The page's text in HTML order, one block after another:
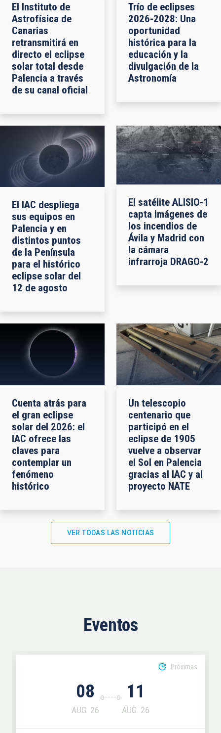
El Instituto de
Astrofísica de
Canarias
retransmitirá en
directo el eclipse
solar total desde
Palencia a través
de su canal oficial
Trío de eclipses
2026-2028: Una
oportunidad
histórica para la
educación y la
divulgación de la
Astronomía
El IAC despliega
sus equipos en
Palencia y en
distintos puntos
de la Península
para el histórico
eclipse solar del
12 de agosto
El satélite ALISIO-1
capta imágenes de
los incendios de
Ávila y Madrid con
la cámara
infrarroja DRAGO-2
Cuenta atrás para
el gran eclipse
solar del 2026: el
IAC ofrece las
claves para
contemplar un
fenómeno
histórico
Un telescopio
centenario que
participó en el
eclipse de 1905
vuelve a observar
el Sol en Palencia
gracias al IAC y al
proyecto NATE
VER TODAS LAS NOTICIAS
Eventos
08
AUG 26
11
AUG 26
Próximas